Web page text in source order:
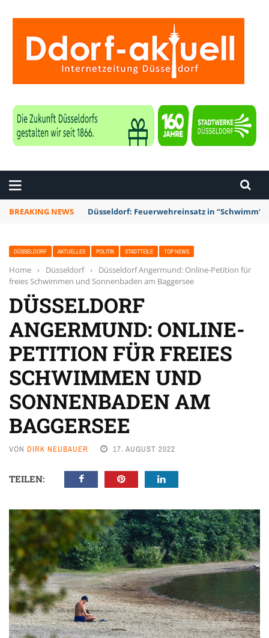
BREAKING NEWS Düsseldorf: Punk-Bahn-Fahrt mit Dosenbier
DÜSSELDORF AKTUELLES POLITIK STADTTEILE TOP NEWS
Home › Düsseldorf ›
Düsseldorf Angermund: Online-Petition für
freies Schwimmen und Sonnenbaden am Baggersee
DÜSSELDORF
ANGERMUND: ONLINE-
PETITION FÜR FREIES
SCHWIMMEN UND
SONNENBADEN AM
BAGGERSEE
VON DIRK NEUBAUER 17. AUGUST 2022
TEILEN: